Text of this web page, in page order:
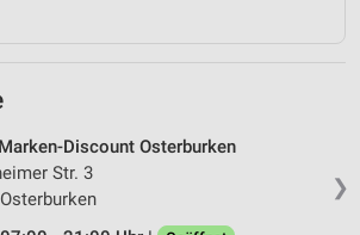
❯
Discount Osterburken
Str. 3